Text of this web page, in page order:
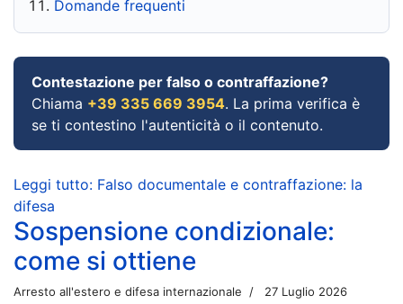
Domande frequenti
Contestazione per falso o contraffazione?
Chiama +39 335 669 3954. La prima verifica è
se ti contestino l'autenticità o il contenuto.
Leggi tutto: Falso documentale e contraffazione: la
difesa
Sospensione condizionale:
come si ottiene
Arresto all'estero e difesa internazionale 27 Luglio 2026